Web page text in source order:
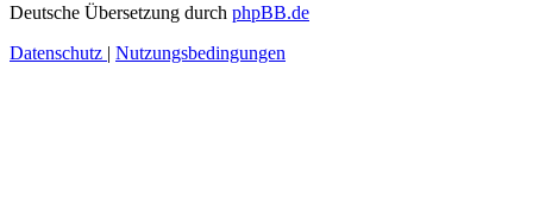
Deutsche Übersetzung durch phpBB.de
Datenschutz | Nutzungsbedingungen